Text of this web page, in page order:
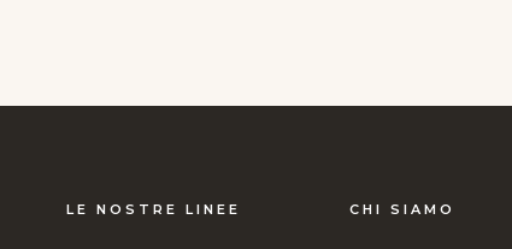
LE NOSTRE LINEE CHI SIAMO